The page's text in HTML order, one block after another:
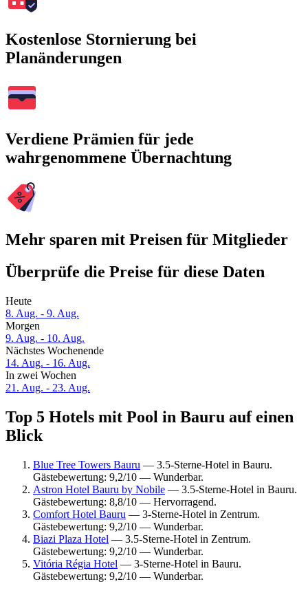
Kostenlose Stornierung bei
Planänderungen
Verdiene Prämien für jede
wahrgenommene Übernachtung
Mehr sparen mit Preisen für Mitglieder
Überprüfe die Preise für diese Daten
Heute
8. Aug. - 9. Aug.
Morgen
9. Aug. - 10. Aug.
Nächstes Wochenende
14. Aug. - 16. Aug.
In zwei Wochen
21. Aug. - 23. Aug.
Top 5 Hotels mit Pool in Bauru auf einen
Blick
Blue Tree Towers Bauru — 3.5-Sterne-Hotel in Bauru.
Gästebewertung: 9,2/10 — Wunderbar.
Astron Hotel Bauru by Nobile — 3.5-Sterne-Hotel in Bauru.
Gästebewertung: 8,8/10 — Hervorragend.
Comfort Hotel Bauru — 3-Sterne-Hotel in Zentrum.
Gästebewertung: 9,2/10 — Wunderbar.
Biazi Plaza Hotel — 3.5-Sterne-Hotel in Zentrum.
Gästebewertung: 9,2/10 — Wunderbar.
Vitória Régia Hotel — 3-Sterne-Hotel in Bauru.
Gästebewertung: 9,2/10 — Wunderbar.